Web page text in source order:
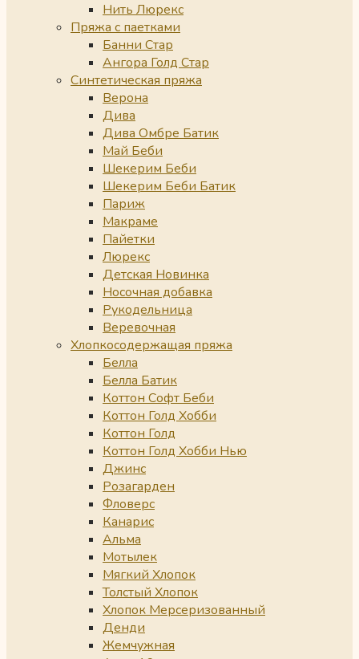
Нить Люрекс
Пряжа с паетками
Банни Стар
Ангора Голд Стар
Синтетическая пряжа
Верона
Дива
Дива Омбре Батик
Май Беби
Шекерим Беби
Шекерим Беби Батик
Париж
Макраме
Пайетки
Люрекс
Детская Новинка
Носочная добавка
Рукодельница
Веревочная
Хлопкосодержащая пряжа
Белла
Белла Батик
Коттон Софт Беби
Коттон Голд Хобби
Коттон Голд
Коттон Голд Хобби Нью
Джинс
Розагарден
Фловерс
Канарис
Альма
Мотылек
Мягкий Хлопок
Толстый Хлопок
Хлопок Мерсеризованный
Денди
Жемчужная